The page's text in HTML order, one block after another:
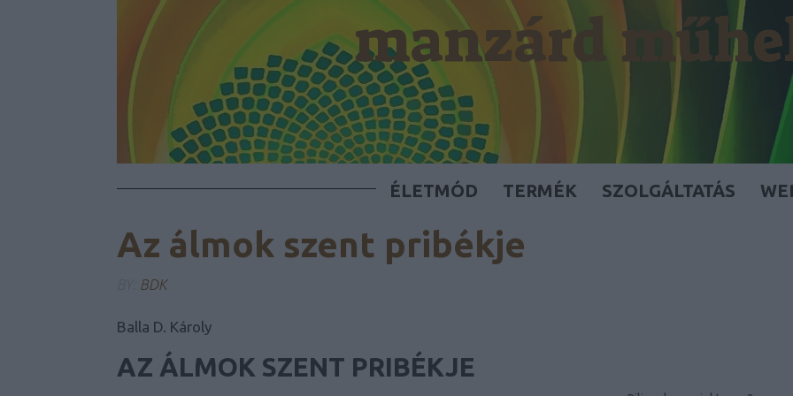
manzárd
ÉLETMÓD TERMÉK SZOLGÁLTATÁS
Az álmok szent pribékje
BDK
Balla D. Károly
AZ ÁLMOK SZENT PRIBÉKJE